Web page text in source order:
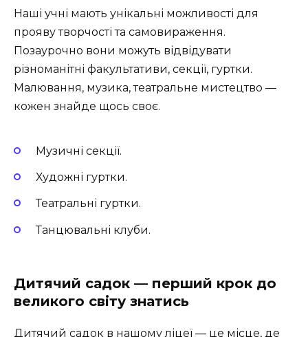
Наші учні мають унікальні можливості для
прояву творчості та самовираження.
Позаурочно вони можуть відвідувати
різноманітні факультативи, секції, гуртки.
Малювання, музика, театральне мистецтво —
кожен знайде щось своє.
Музичні секції.
Художні гуртки.
Театральні гуртки.
Танцювальні клуби.
Дитячий садок — перший крок до
великого світу знатись
Дитячий садок в нашому ліцеї — це місце, де